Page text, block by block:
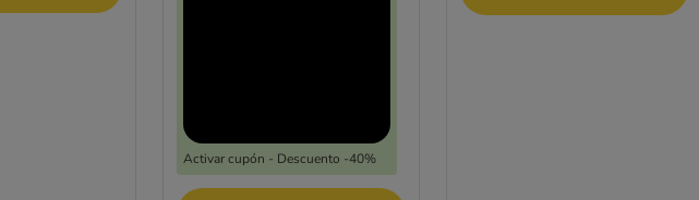
Activar cupón - Descuento -40%